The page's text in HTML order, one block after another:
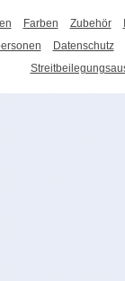
Farben Zubehör
Datenschutz